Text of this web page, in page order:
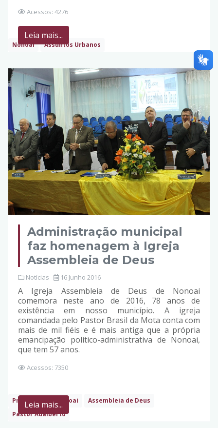
Acessos: 4276
Leia mais...
Nonoai Assuntos Urbanos
Administração municipal
faz homenagem à Igreja
Assembleia de Deus
Notícias 16 Junho 2016
A Igreja Assembleia de Deus de Nonoai
comemora neste ano de 2016, 78 anos de
existência em nosso município. A igreja
comandada pelo Pastor Brasil da Mota conta com
mais de mil fiéis e é mais antiga que a própria
emancipação político-administrativa de Nonoai,
que tem 57 anos.
Acessos: 7350
Leia mais...
Prefeitura de Nonoai
Assembleia de Deus
Pastor Adalberto